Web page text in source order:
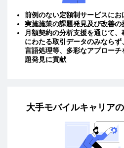
前例のない定額制サービスにお
実施施策の課題発見及び改善の
月額契約の分析支援を通じて
にわたる取引データのみなら
言語処理等、多彩なアプロー
題発見に貢献
大手モバイルキャリア